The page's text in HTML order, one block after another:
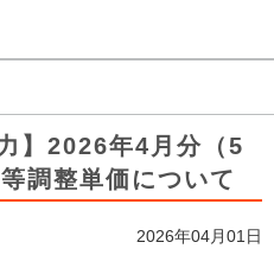
】2026年4月分（5
調整単価について
2026年04月01日